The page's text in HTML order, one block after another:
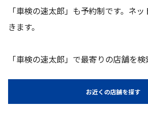
「車検の速太郎」も予約制です。ネ
きます。
「車検の速太郎」で最寄りの店舗を検
お近くの店舗を探す